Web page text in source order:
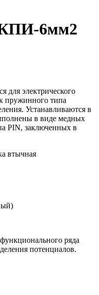
6мм2
для электрического
пружинного типа
Устанавливаются в
в виде медных
PIN, заключенных в
втычная
ряда
потенциалов.